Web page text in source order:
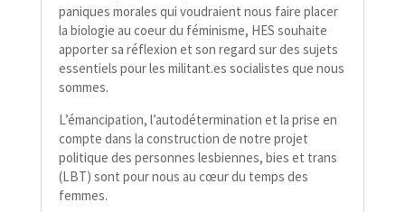
paniques morales qui voudraient nous faire placer
la biologie au coeur du féminisme, HES souhaite
apporter sa réflexion et son regard sur des sujets
essentiels pour les militant​.es socialistes que nous
sommes.
L’émancipation, l’autodétermination et la prise en
compte dans la construction de notre projet
politique des personnes lesbiennes, bies et trans
(LBT) sont pour nous au cœur du temps des
femmes.